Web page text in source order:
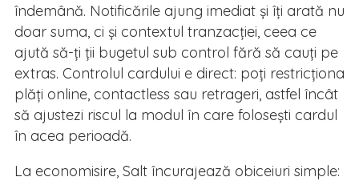
îndemână. Notificările ajung imediat și îți arată nu
doar suma, ci și contextul tranzacției, ceea ce
ajută să-ți ții bugetul sub control fără să cauți pe
extras. Controlul cardului e direct: poți restricționa
plăți online, contactless sau retrageri, astfel încât
să ajustezi riscul la modul în care folosești cardul
în acea perioadă.
La economisire, Salt încurajează obiceiuri simple: